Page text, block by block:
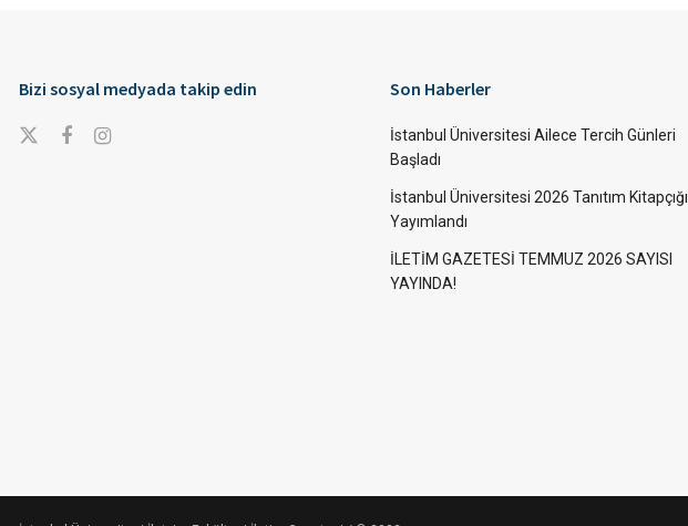
Bizi sosyal medyada takip edin Son Haberler
İstanbul Üniversitesi Ailece Tercih Günleri
Başladı
İstanbul Üniversitesi 2026 Tanıtım Kitapçığı
Yayımlandı
İLETİM GAZETESİ TEMMUZ 2026 SAYISI
YAYINDA!